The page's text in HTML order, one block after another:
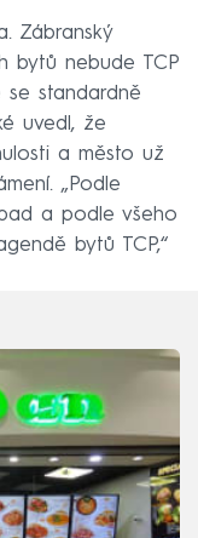
Zábranský
bytů nebude TCP
se standardně
uvedl, že
a město už
„Podle
a podle všeho
bytů TCP,“